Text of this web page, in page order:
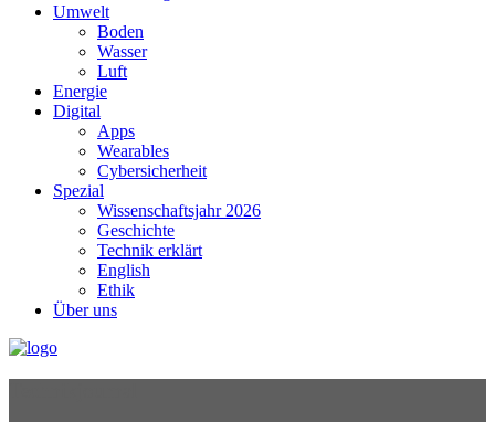
Umwelt
Boden
Wasser
Luft
Energie
Digital
Apps
Wearables
Cybersicherheit
Spezial
Wissenschaftsjahr 2026
Geschichte
Technik erklärt
English
Ethik
Über uns